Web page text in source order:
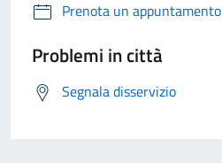
Prenota un appuntamento
Problemi in città
Segnala disservizio